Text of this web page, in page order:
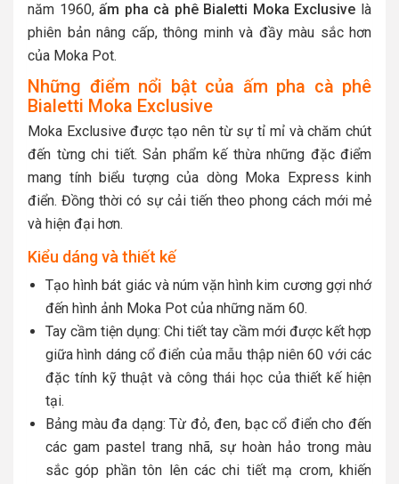
năm 1960,ấm pha cà phê Bialetti Moka Exclusive là
phiên bản nâng cấp, thông minh và đầy màu sắc hơn
của Moka Pot.
Những điểm nổi bật của ấm pha cà phê
Bialetti Moka Exclusive
Moka Exclusive được tạo nên từ sự tỉ mỉ và chăm chút
đến từng chi tiết. Sản phẩm kế thừa những đặc điểm
mang tính biểu tượng của dòng Moka Express kinh
điển. Đồng thời có sự cải tiến theo phong cách mới mẻ
và hiện đại hơn.
Kiểu dáng và thiết kế
Tạo hình bát giác và núm vặn hình kim cương gợi nhớ
đến hình ảnh Moka Pot của những năm 60.
Tay cầm tiện dụng: Chi tiết tay cầm mới được kết hợp
giữa hình dáng cổ điển của mẫu thập niên 60 với các
đặc tính kỹ thuật và công thái học của thiết kế hiện
tại.
Bảng màu đa dạng: Từ đỏ, đen, bạc cổ điển cho đến
các gam pastel trang nhã, sự hoàn hảo trong màu
sắc góp phần tôn lên các chi tiết mạ crom, khiến